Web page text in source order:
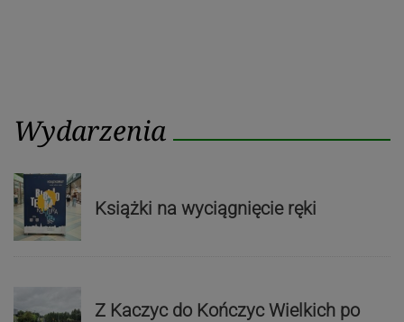
Wydarzenia
Książki na wyciągnięcie ręki
Z Kaczyc do Kończyc Wielkich po